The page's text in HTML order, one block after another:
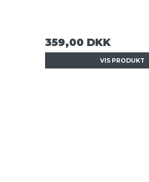
359,00 DKK
VIS PRODUKT